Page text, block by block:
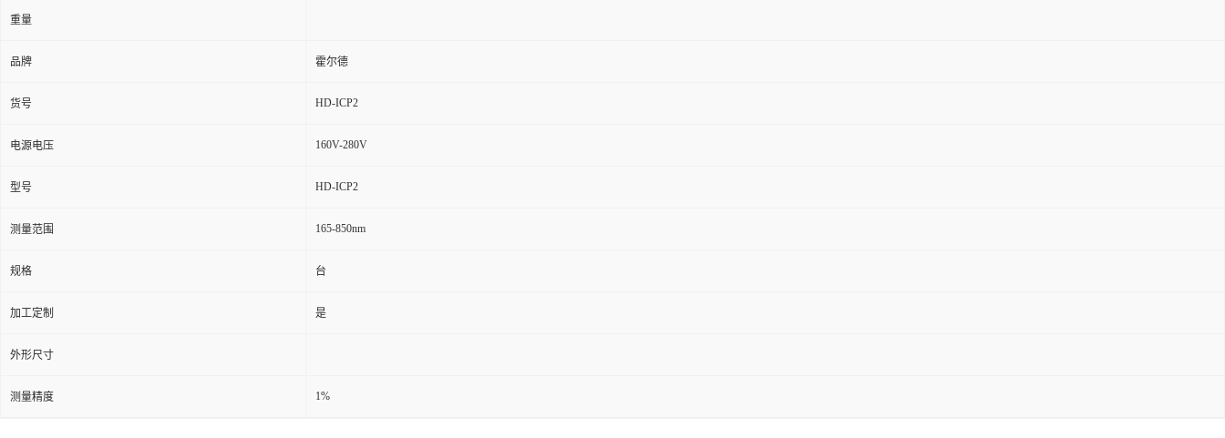
重量
品牌 霍尔德
货号 HD-ICP2
电源电压 160V-280V
型号 HD-ICP2
测量范围 165-850nm
规格 台
加工定制 是
外形尺寸
测量精度 1%